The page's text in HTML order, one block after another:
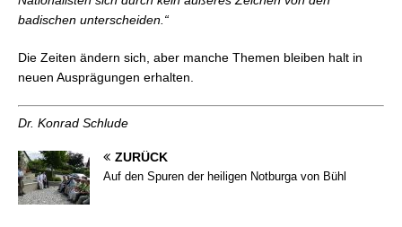
badischen unterscheiden.“
Die Zeiten ändern sich, aber manche Themen bleiben halt in
neuen Ausprägungen erhalten.
Dr. Konrad Schlude
ZURÜCK
Auf den Spuren der heiligen Notburga von Bühl